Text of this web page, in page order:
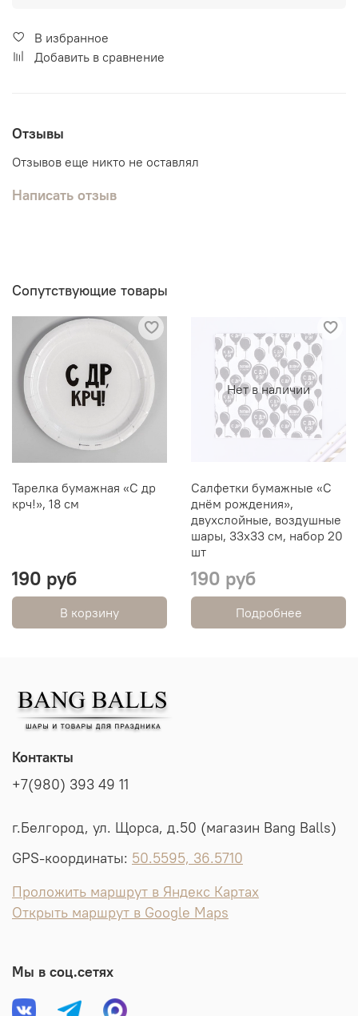
В избранное
Добавить в сравнение
Отзывы
Отзывов еще никто не оставлял
Написать отзыв
Сопутствующие товары
Тарелка бумажная «С др
крч!», 18 см
190 руб
В корзину
Нет в наличии
Салфетки бумажные «С
днём рождения»,
двухслойные, воздушные
шары, 33х33 см, набор 20
шт
190 руб
Подробнее
Контакты
+7(980) 393 49 11
г.Белгород, ул. Щорса, д.50 (магазин Bang Balls)
GPS-координаты: 50.5595, 36.5710
Проложить маршрут в Яндекс Картах
Открыть маршрут в Google Maps
Мы в соц.сетях